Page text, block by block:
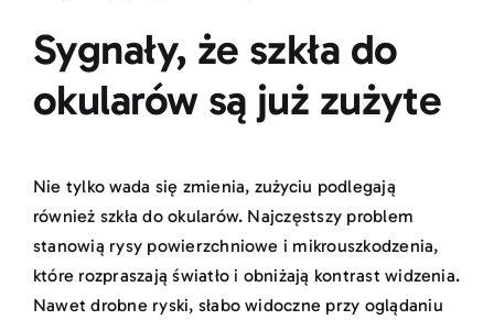
Sygnały, że szkła do
okularów są już zużyte
Nie tylko wada się zmienia, zużyciu podlegają
również szkła do okularów. Najczęstszy problem
stanowią rysy powierzchniowe i mikrouszkodzenia,
które rozpraszają światło i obniżają kontrast widzenia.
Nawet drobne ryski, słabo widoczne przy oglądaniu